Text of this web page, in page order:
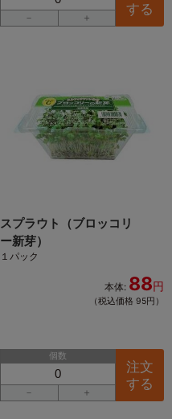
－ ＋
する
スプラウト（ブロッコリ
ー新芽）
１パック
本体: 88円
（税込価格 95円）
個数
－ ＋
注文
する